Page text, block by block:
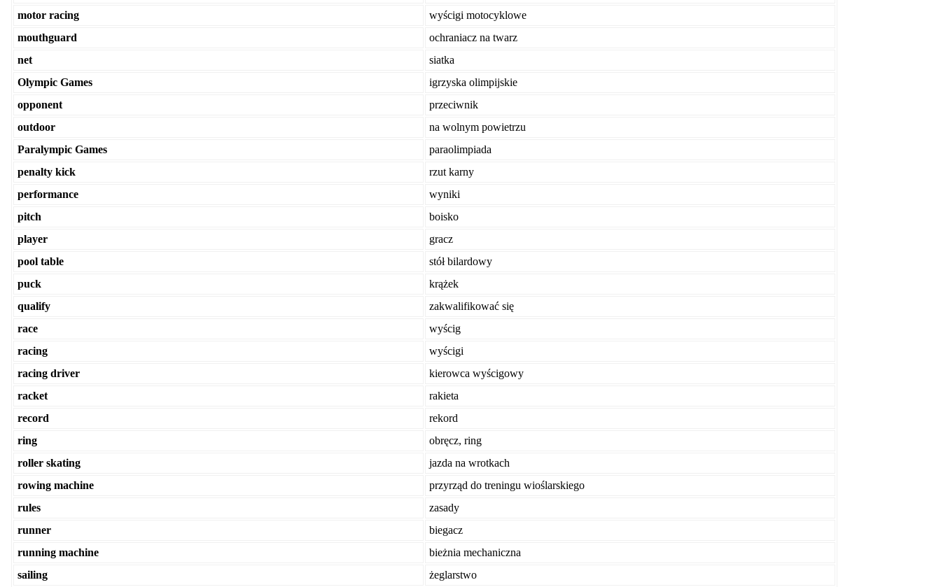
motor racing
wyścigi motocyklowe
mouthguard
ochraniacz na twarz
net
siatka
Olympic Games
igrzyska olimpijskie
opponent
przeciwnik
outdoor
na wolnym powietrzu
Paralympic Games
paraolimpiada
penalty kick
rzut karny
performance
wyniki
pitch
boisko
player
gracz
pool table
stół bilardowy
puck
krążek
qualify
zakwalifikować się
race
wyścig
racing
wyścigi
racing driver
kierowca wyścigowy
racket
rakieta
record
rekord
ring
obręcz, ring
roller skating
jazda na wrotkach
rowing machine
przyrząd do treningu wioślarskiego
rules
zasady
runner
biegacz
running machine
bieżnia mechaniczna
sailing
żeglarstwo